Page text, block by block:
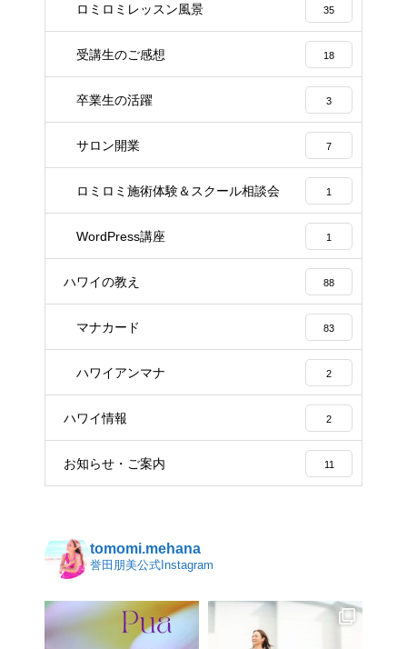
ロミロミレッスン風景 35
受講生のご感想 18
卒業生の活躍 3
サロン開業 7
ロミロミ施術体験＆スクール相談会 1
WordPress講座 1
ハワイの教え 88
マナカード 83
ハワイアンマナ 2
ハワイ情報 2
お知らせ・ご案内 11
tomomi.mehana
誉田朋美公式Instagram